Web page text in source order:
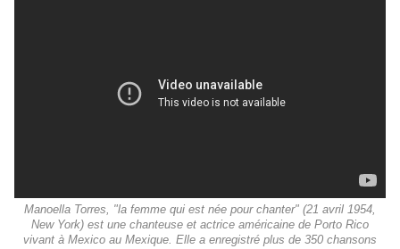
Manoella Torres, "la femme qui est née pour chanter" (21 avril 1954,
New York) est une chanteuse et actrice américaine de Porto Rico
vivant à Mexico au Mexique. Elle a enregistré plus de 350 chansons